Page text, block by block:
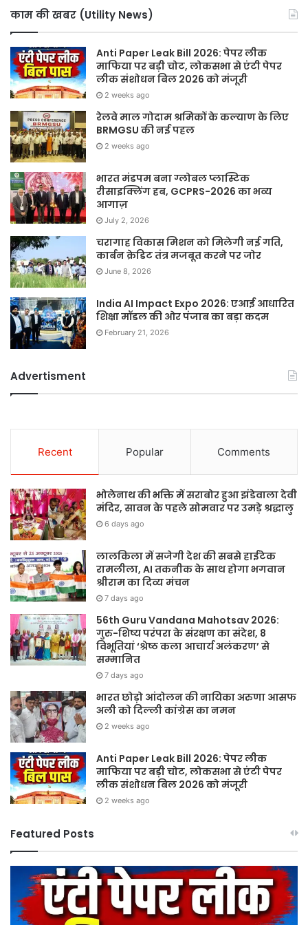
काम की खबर (Utility News)
Anti Paper Leak Bill 2026: पेपर लीक
माफिया पर बड़ी चोट, लोकसभा से एंटी पेपर
लीक संशोधन बिल 2026 को मंजूरी
2 weeks ago
रेलवे माल गोदाम श्रमिकों के कल्याण के लिए
BRMGSU की नई पहल
2 weeks ago
भारत मंडपम बना ग्लोबल प्लास्टिक
रीसाइक्लिंग हब, GCPRS-2026 का भव्य
आगाज़
July 2, 2026
चरागाह विकास मिशन को मिलेगी नई गति,
कार्बन क्रेडिट तंत्र मजबूत करने पर जोर
June 8, 2026
India AI Impact Expo 2026: एआई आधारित
शिक्षा मॉडल की ओर पंजाब का बड़ा कदम
February 21, 2026
Advertisment
Recent Popular Comments
भोलेनाथ की भक्ति में सराबोर हुआ झंडेवाला देवी
मंदिर, सावन के पहले सोमवार पर उमड़े श्रद्धालु
6 days ago
लालकिला में सजेगी देश की सबसे हाईटेक
रामलीला, AI तकनीक के साथ होगा भगवान
श्रीराम का दिव्य मंचन
7 days ago
56th Guru Vandana Mahotsav 2026:
गुरु-शिष्य परंपरा के संरक्षण का संदेश, 8
विभूतियां ‘श्रेष्ठ कला आचार्य अलंकरण’ से
सम्मानित
7 days ago
भारत छोड़ो आंदोलन की नायिका अरुणा आसफ
अली को दिल्ली कांग्रेस का नमन
2 weeks ago
Anti Paper Leak Bill 2026: पेपर लीक
माफिया पर बड़ी चोट, लोकसभा से एंटी पेपर
लीक संशोधन बिल 2026 को मंजूरी
2 weeks ago
Featured Posts
Sawan
2026:
गुरु
पूर्णिमा
हर